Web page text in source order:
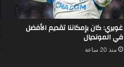
غويري: كان بإمكاننا تقديم الأفضل
في المونديال
منذ 20 ساعة